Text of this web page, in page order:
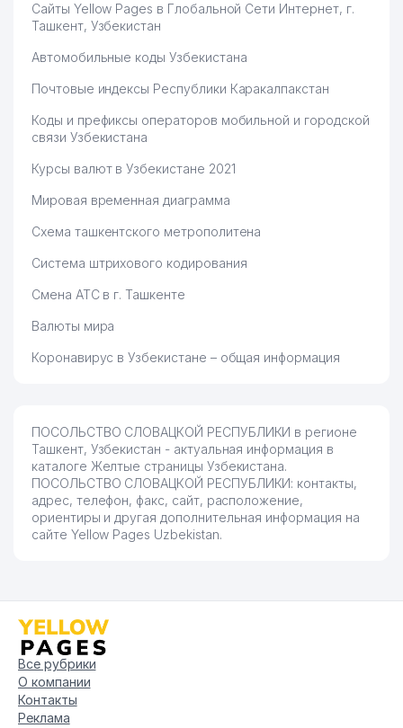
Сайты Yellow Pages в Глобальной Сети Интернет, г.
Ташкент, Узбекистан
Автомобильные коды Узбекистана
Почтовые индексы Республики Каракалпакстан
Коды и префиксы операторов мобильной и городской
связи Узбекистана
Курсы валют в Узбекистане 2021
Мировая временная диаграмма
Схема ташкентского метрополитена
Система штрихового кодирования
Смена АТС в г. Ташкенте
Валюты мира
Коронавирус в Узбекистане – общая информация
ПОСОЛЬСТВО СЛОВАЦКОЙ РЕСПУБЛИКИ в регионе
Ташкент, Узбекистан - актуальная информация в
каталоге Желтые страницы Узбекистана.
ПОСОЛЬСТВО СЛОВАЦКОЙ РЕСПУБЛИКИ: контакты,
адрес, телефон, факс, сайт, расположение,
ориентиры и другая дополнительная информация на
сайте Yellow Pages Uzbekistan.
Все рубрики
О компании
Контакты
Реклама